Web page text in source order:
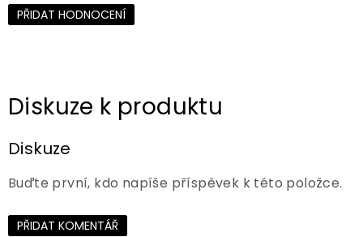
PŘIDAT HODNOCENÍ
Diskuze
Buďte první, kdo napíše příspěvek k této položce.
PŘIDAT KOMENTÁŘ